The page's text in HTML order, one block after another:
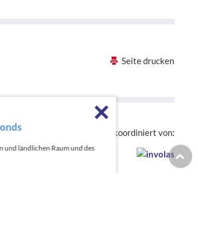
und ländlichen Raum und des
Seite drucken
Strategie OloV wird koordiniert von: